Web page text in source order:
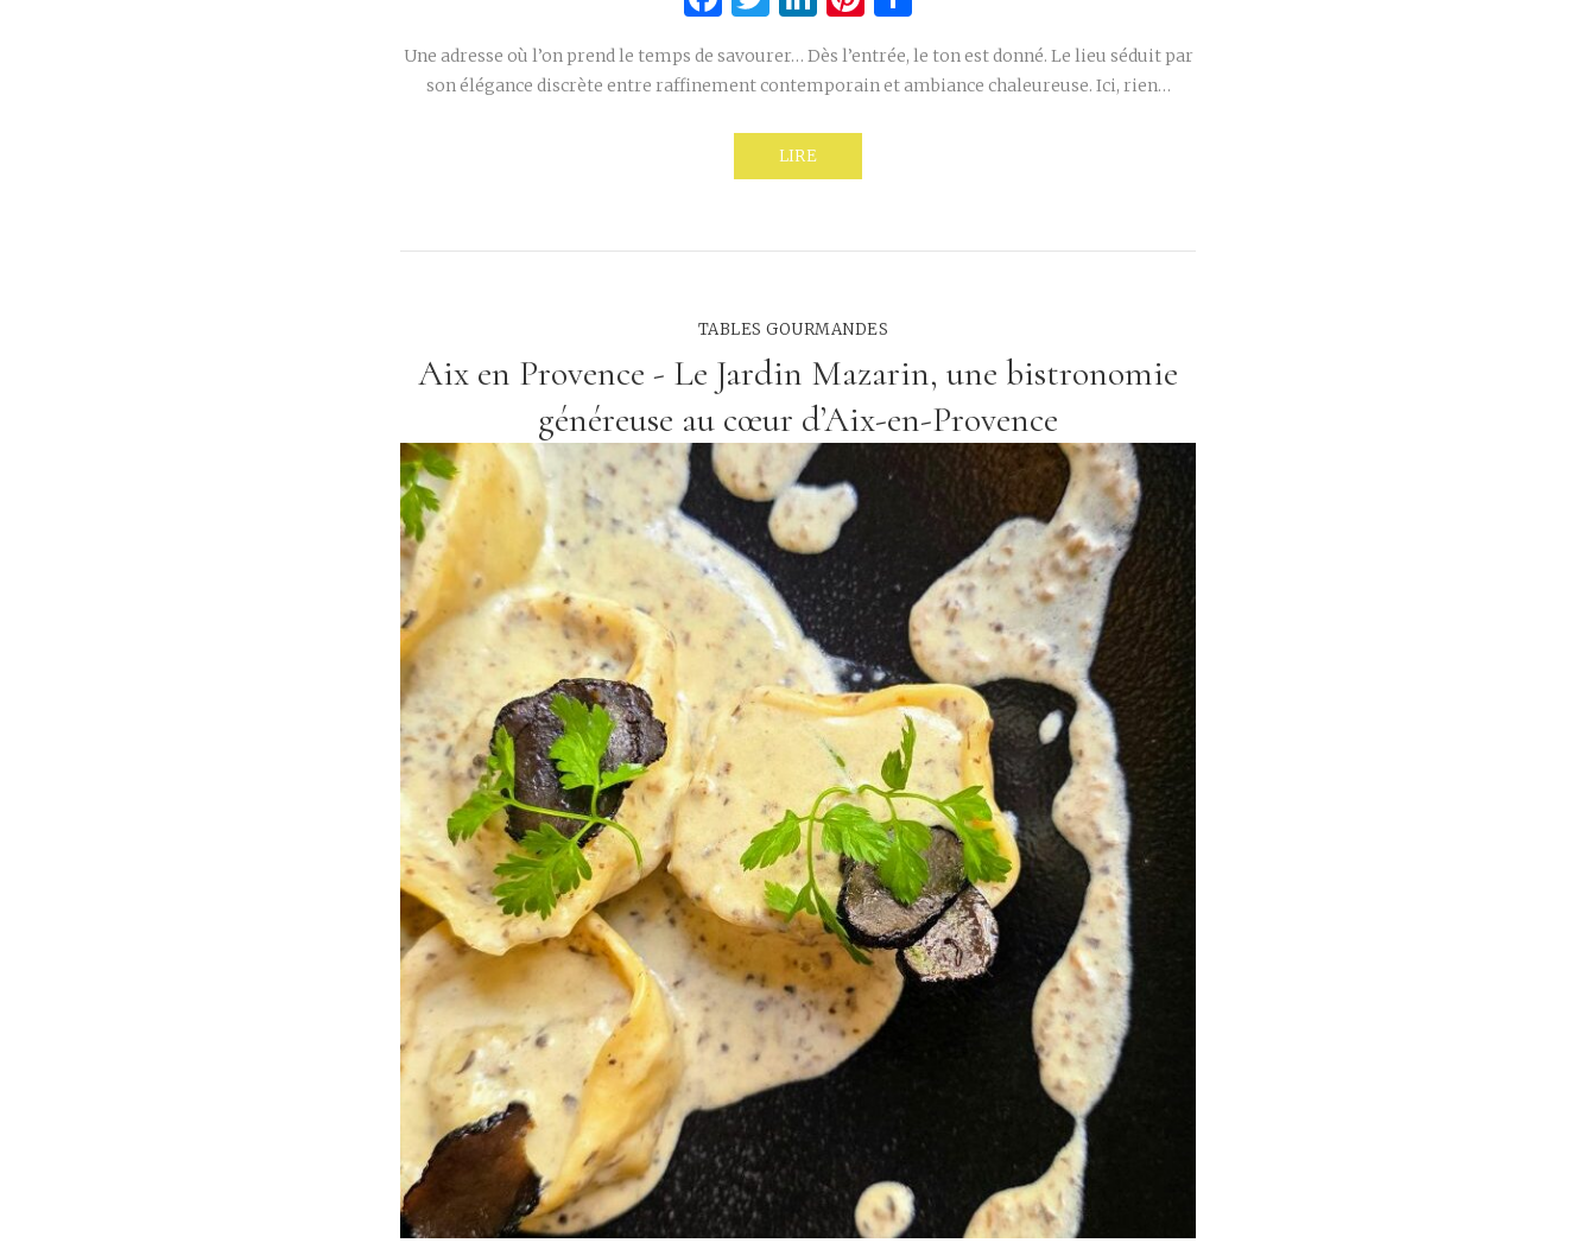
Une adresse où l’on prend le temps de savourer… Dès l’entrée, le ton est donné. Le lieu séduit par
son élégance discrète entre raffinement contemporain et ambiance chaleureuse. Ici, rien…
LIRE
TABLES GOURMANDES
Aix en Provence - Le Jardin Mazarin, une bistronomie
généreuse au cœur d’Aix-en-Provence